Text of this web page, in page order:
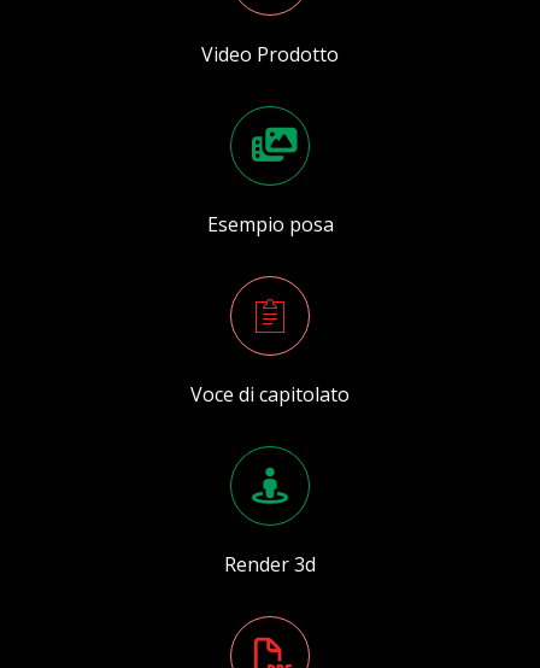
Video Prodotto
Esempio posa
Voce di capitolato
Render 3d